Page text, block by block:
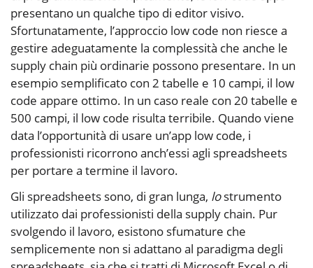
presentano un qualche tipo di editor visivo.
Sfortunatamente, l’approccio low code non riesce a
gestire adeguatamente la complessità che anche le
supply chain più ordinarie possono presentare. In un
esempio semplificato con 2 tabelle e 10 campi, il low
code appare ottimo. In un caso reale con 20 tabelle e
500 campi, il low code risulta terribile. Quando viene
data l’opportunità di usare un’app low code, i
professionisti ricorrono anch’essi agli spreadsheets
per portare a termine il lavoro.
Gli spreadsheets sono, di gran lunga, lostrumento
utilizzato dai professionisti della supply chain. Pur
svolgendo il lavoro, esistono sfumature che
semplicemente non si adattano al paradigma degli